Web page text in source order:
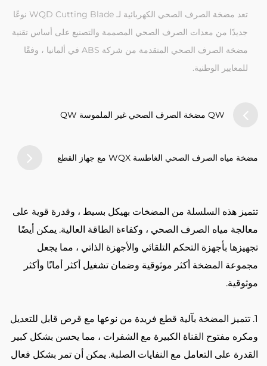
تعد مضخة الصرف الصحي الكهربائية لـ WQD Cutting Blade نوعًا
جديدًا من معدات الصرف الصحي المصممة والتصنيع على أساس تقنية
مضخة الصرف الصحي المتقدمة من شركة ABS في ألمانيا ، وفقًا
للمعايير الوطنية.
QW مضخة الصرف الصحي غير الملموسة QW
مضخة مياه الصرف الصحي الغاطسة WQX مع جهاز القطع
تتميز هذه السلسلة من المضخات بهيكل بسيط ، وقدرة قوية على
معالجة مياه الصرف الصحي ، وكفاءة الطاقة العالية. يمكن أيضًا
تجهيزها بأجهزة التحكم التلقائي والأجهزة الذاتي ، مما يجعل
مجموعة المضخة أكثر موثوقية وضمان تشغيل أكثر أمانًا وأكثر
موثوقية.
1. تتميز المضخة بآلية قطع فريدة من نوعها مع قرص قابل للتعديل
ومكره مفتوح القناة الكبيرة مع الشفرات ، مما يحسن بشكل كبير
القدرة على التعامل مع النفايات الصلبة. يمكن أن تمر بشكل فعال